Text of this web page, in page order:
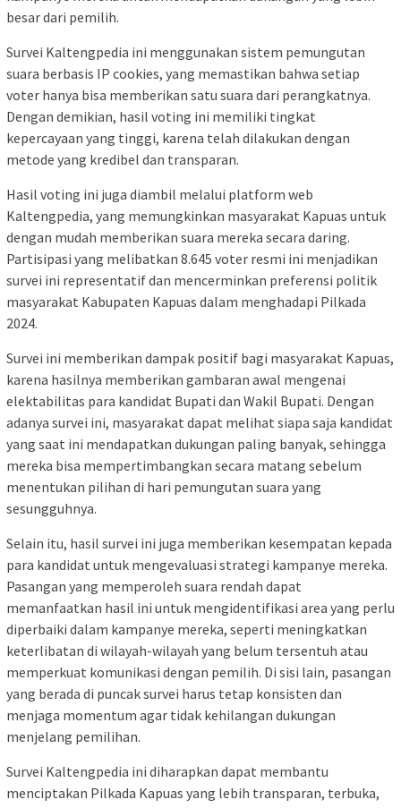
besar dari pemilih.
Survei Kaltengpedia ini menggunakan sistem pemungutan
suara berbasis IP cookies, yang memastikan bahwa setiap
voter hanya bisa memberikan satu suara dari perangkatnya.
Dengan demikian, hasil voting ini memiliki tingkat
kepercayaan yang tinggi, karena telah dilakukan dengan
metode yang kredibel dan transparan.
Hasil voting ini juga diambil melalui platform web
Kaltengpedia, yang memungkinkan masyarakat Kapuas untuk
dengan mudah memberikan suara mereka secara daring.
Partisipasi yang melibatkan 8.645 voter resmi ini menjadikan
survei ini representatif dan mencerminkan preferensi politik
masyarakat Kabupaten Kapuas dalam menghadapi Pilkada
2024.
Survei ini memberikan dampak positif bagi masyarakat Kapuas,
karena hasilnya memberikan gambaran awal mengenai
elektabilitas para kandidat Bupati dan Wakil Bupati. Dengan
adanya survei ini, masyarakat dapat melihat siapa saja kandidat
yang saat ini mendapatkan dukungan paling banyak, sehingga
mereka bisa mempertimbangkan secara matang sebelum
menentukan pilihan di hari pemungutan suara yang
sesungguhnya.
Selain itu, hasil survei ini juga memberikan kesempatan kepada
para kandidat untuk mengevaluasi strategi kampanye mereka.
Pasangan yang memperoleh suara rendah dapat
memanfaatkan hasil ini untuk mengidentifikasi area yang perlu
diperbaiki dalam kampanye mereka, seperti meningkatkan
keterlibatan di wilayah-wilayah yang belum tersentuh atau
memperkuat komunikasi dengan pemilih. Di sisi lain, pasangan
yang berada di puncak survei harus tetap konsisten dan
menjaga momentum agar tidak kehilangan dukungan
menjelang pemilihan.
Survei Kaltengpedia ini diharapkan dapat membantu
menciptakan Pilkada Kapuas yang lebih transparan, terbuka,